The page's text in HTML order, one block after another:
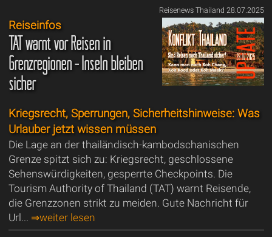
Reisenews Thailand 28.07.2025
Reiseinfos
TAT warnt vor Reisen in
Grenzregionen - Inseln bleiben
sicher
Kriegsrecht, Sperrungen, Sicherheitshinweise: Was
Urlauber jetzt wissen müssen
Die Lage an der thailändisch-kambodschanischen
Grenze spitzt sich zu: Kriegsrecht, geschlossene
Sehenswürdigkeiten, gesperrte Checkpoints. Die
Tourism Authority of Thailand (TAT) warnt Reisende,
die Grenzzonen strikt zu meiden. Gute Nachricht für
Url... ⇒weiter lesen